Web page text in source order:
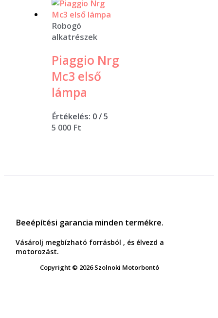
Robogó
alkatrészek
Piaggio Nrg
Mc3 első
lámpa
Értékelés: 0/ 5
5 000 Ft
Beeépítési garancia minden termékre.
Vásárolj megbízható forrásból , és élvezd a
motorozást.
Copyright © 2026 Szolnoki Motorbontó